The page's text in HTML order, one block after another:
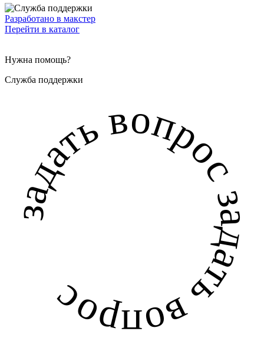
Разработано в макстер
Перейти в каталог
Нужна помощь?
Служба поддержки
задать вопрос задать вопрос